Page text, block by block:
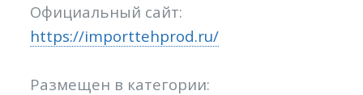
Официальный сайт:
https://importtehprod.ru/
Размещен в категории: